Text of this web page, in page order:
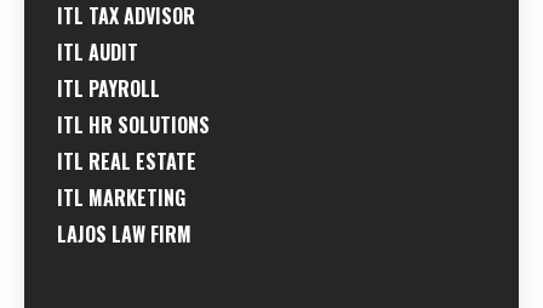
ITL TAX ADVISOR
ITL AUDIT
ITL PAYROLL
ITL HR SOLUTIONS
ITL REAL ESTATE
ITL MARKETING
LAJOS LAW FIRM